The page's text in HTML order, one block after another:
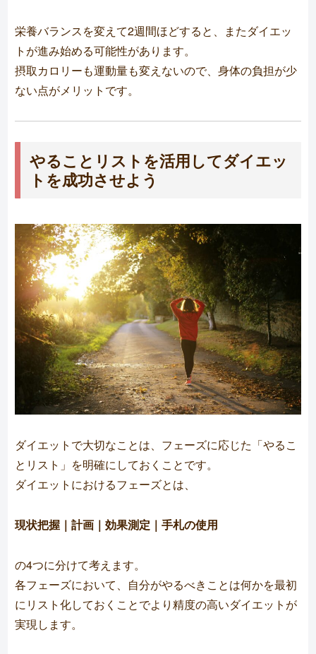
栄養バランスを変えて2週間ほどすると、またダイエッ
トが進み始める可能性があります。
摂取カロリーも運動量も変えないので、身体の負担が少
ない点がメリットです。
やることリストを活用してダイエッ
トを成功させよう
ダイエットで大切なことは、フェーズに応じた「やるこ
とリスト」を明確にしておくことです。
ダイエットにおけるフェーズとは、
現状把握｜計画｜効果測定｜手札の使用
の4つに分けて考えます。
各フェーズにおいて、自分がやるべきことは何かを最初
にリスト化しておくことでより精度の高いダイエットが
実現します。